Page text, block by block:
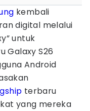
kembali
digital melalui
untuk
Galaxy S26
Android
terbaru
yang mereka